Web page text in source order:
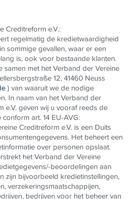
Creditreform e.V.:
regelmatig de kredietwaardigheid
sommige gevallen, waar er een
is, ook voor bestaande klanten.
samen met het Verband der Vereine
12, 41460 Neuss
) van waaruit we de nodige
In naam van het Verband der
e.V. geven wij u vooraf reeds de
art. 14 EU-AVG:
Creditreform e.V. is een Duits
Het beheert een
over personen opslaat.
het Verband der Vereine
beoordelingen aan
zijn bijvoorbeeld kredietinstellingen,
verzekeringsmaatschappijen,
bedrijven voor het beheer van